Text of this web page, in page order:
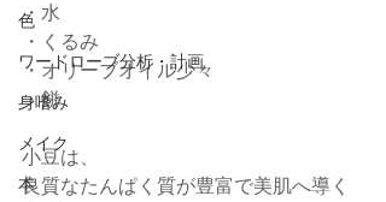
色
ワードローブ分析・計画
身嗜み
メイク
本
・水
・くるみ
・オリーブオイル少々
・餅
小豆は、
良質なたんぱく質が豊富で美肌へ導く